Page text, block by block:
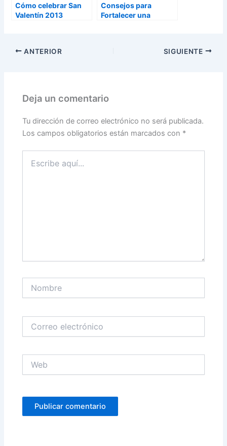
Cómo celebrar San
Valentín 2013
Consejos para
Fortalecer una
ANTERIOR SIGUIENTE
Deja un comentario
Tu dirección de correo electrónico no será publicada.
Los campos obligatorios están marcados con *
aquí...
electrónico